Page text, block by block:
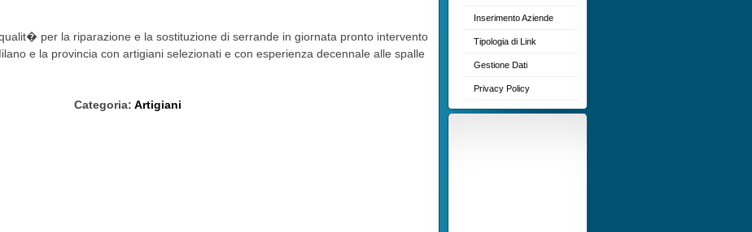
Inserimento Aziende
Tipologia di Link
Gestione Dati
Privacy Policy
per la riparazione e la sostituzione di serrande in giornata pronto intervento
e la provincia con artigiani selezionati e con esperienza decennale alle spalle
Categoria: Artigiani